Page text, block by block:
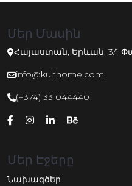
Մեր Մասին
Հայաստան, Երևան, 3/1
info@kulthome.com
(+374) 33 044440
Մեր Էջերը
Նախագծեր